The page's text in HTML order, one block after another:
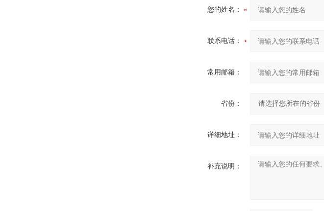
您的姓名：
联系电话：
常用邮箱：
省份：
详细地址：
补充说明：